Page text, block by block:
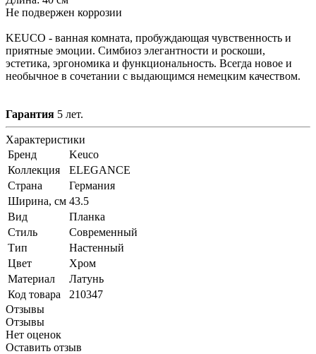
Не подвержен коррозии
KEUCO - ванная комната, пробуждающая чувственность и
приятные эмоции. Симбиоз элегантности и роскоши,
эстетика, эргономика и функциональность. Всегда новое и
необычное в сочетании с выдающимся немецким качеством.
Гарантия 5 лет.
Характеристики
Бренд
Keuco
Коллекция
ELEGANCE
Страна
Германия
Ширина, см 43.5
Вид
Планка
Стиль
Современный
Тип
Настенный
Цвет
Хром
Материал
Латунь
Код товара
210347
Отзывы
Отзывы
Нет оценок
Оставить отзыв